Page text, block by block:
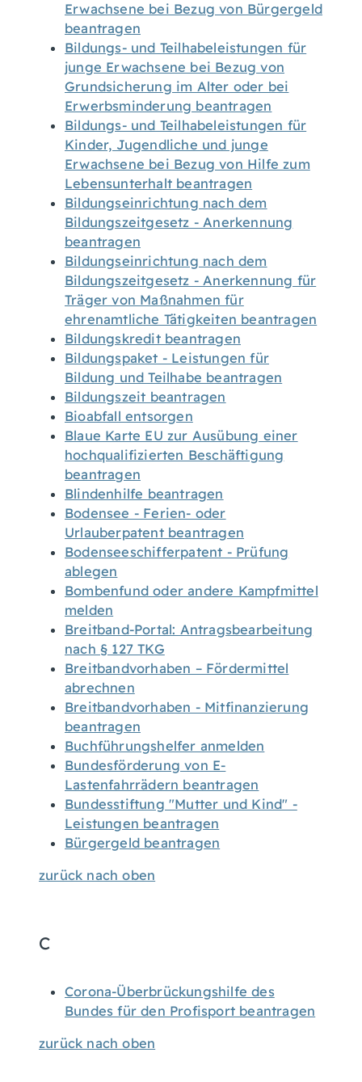
Erwachsene bei Bezug von Bürgergeld
beantragen
Bildungs- und Teilhabeleistungen für
junge Erwachsene bei Bezug von
Grundsicherung im Alter oder bei
Erwerbsminderung beantragen
Bildungs- und Teilhabeleistungen für
Kinder, Jugendliche und junge
Erwachsene bei Bezug von Hilfe zum
Lebensunterhalt beantragen
Bildungseinrichtung nach dem
Bildungszeitgesetz - Anerkennung
beantragen
Bildungseinrichtung nach dem
Bildungszeitgesetz - Anerkennung für
Träger von Maßnahmen für
ehrenamtliche Tätigkeiten beantragen
Bildungskredit beantragen
Bildungspaket - Leistungen für
Bildung und Teilhabe beantragen
Bildungszeit beantragen
Bioabfall entsorgen
Blaue Karte EU zur Ausübung einer
hochqualifizierten Beschäftigung
beantragen
Blindenhilfe beantragen
Bodensee - Ferien- oder
Urlauberpatent beantragen
Bodenseeschifferpatent - Prüfung
ablegen
Bombenfund oder andere Kampfmittel
melden
Breitband-Portal: Antragsbearbeitung
nach § 127 TKG
Breitbandvorhaben – Fördermittel
abrechnen
Breitbandvorhaben - Mitfinanzierung
beantragen
Buchführungshelfer anmelden
Bundesförderung von E-
Lastenfahrrädern beantragen
Bundesstiftung "Mutter und Kind" -
Leistungen beantragen
Bürgergeld beantragen
zurück nach oben
C
Corona-Überbrückungshilfe des
Bundes für den Profisport beantragen
zurück nach oben